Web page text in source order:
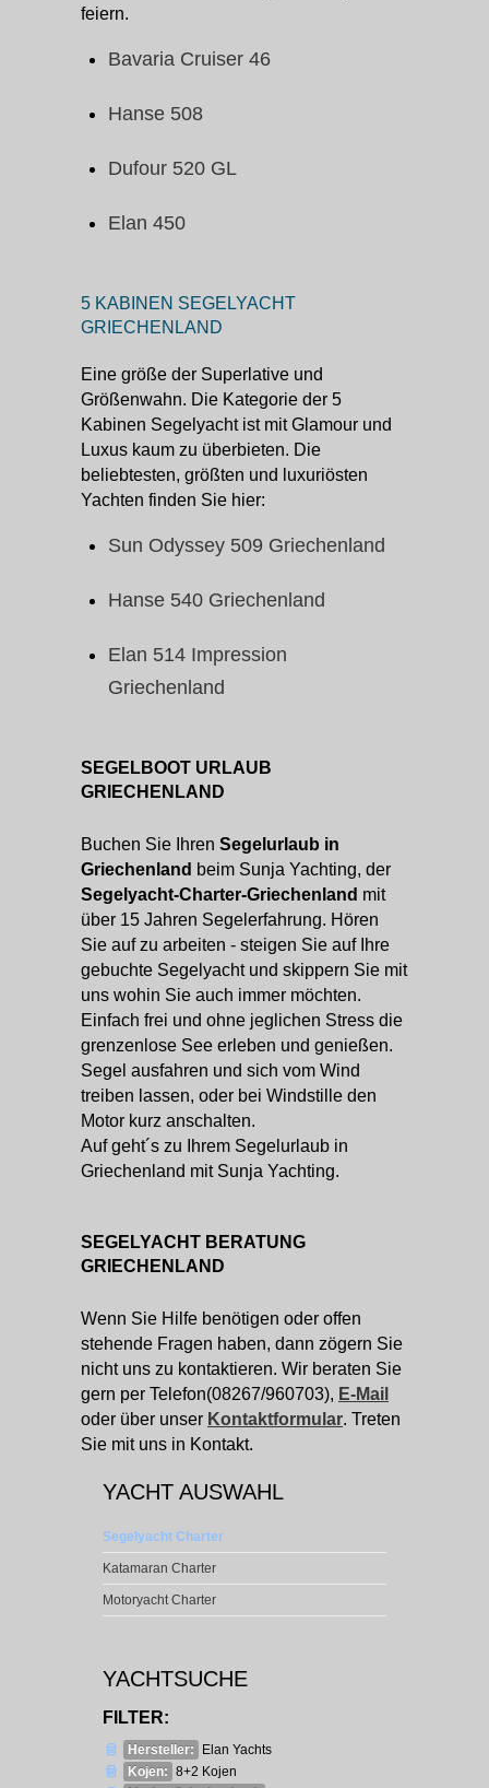
feiern.
Bavaria Cruiser 46
Hanse 508
Dufour 520 GL
Elan 450
5 KABINEN SEGELYACHT
GRIECHENLAND
Eine größe der Superlative und
Größenwahn. Die Kategorie der 5
Kabinen Segelyacht ist mit Glamour und
Luxus kaum zu überbieten. Die
beliebtesten, größten und luxuriösten
Yachten finden Sie hier:
Sun Odyssey 509 Griechenland
Hanse 540 Griechenland
Elan 514 Impression
Griechenland
SEGELBOOT URLAUB
GRIECHENLAND
Buchen Sie Ihren Segelurlaub in
Griechenland beim Sunja Yachting, der
Segelyacht-Charter-Griechenland mit
über 15 Jahren Segelerfahrung. Hören
Sie auf zu arbeiten - steigen Sie auf Ihre
gebuchte Segelyacht und skippern Sie mit
uns wohin Sie auch immer möchten.
Einfach frei und ohne jeglichen Stress die
grenzenlose See erleben und genießen.
Segel ausfahren und sich vom Wind
treiben lassen, oder bei Windstille den
Motor kurz anschalten.
Auf geht´s zu Ihrem Segelurlaub in
Griechenland mit Sunja Yachting.
SEGELYACHT BERATUNG
GRIECHENLAND
Wenn Sie Hilfe benötigen oder offen
stehende Fragen haben, dann zögern Sie
nicht uns zu kontaktieren. Wir beraten Sie
gern per Telefon(08267/960703), E-Mail
oder über unser Kontaktformular. Treten
Sie mit uns in Kontakt.
YACHT AUSWAHL
Segelyacht Charter
Katamaran Charter
Motoryacht Charter
YACHTSUCHE
FILTER:
Hersteller:
Elan Yachts
Kojen: 8+2 Kojen